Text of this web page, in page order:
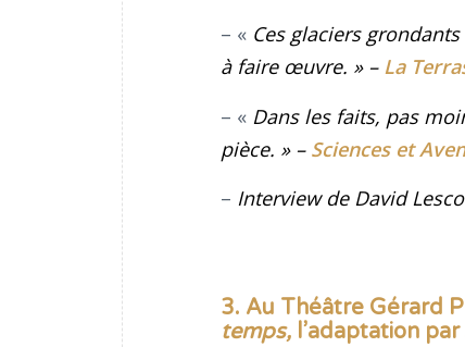
– « Ces glaciers
à faire œuvre. » – La
– « Dans les faits, pas
pièce. » – Sciences et
– Interview de David
3. Au Théâtre Gérard
temps, l’adaptation